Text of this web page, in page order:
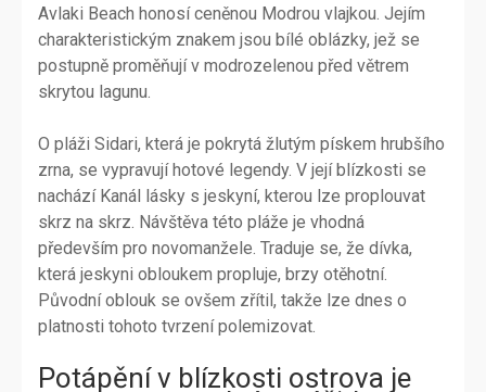
Avlaki Beach honosí ceněnou Modrou vlajkou. Jejím
charakteristickým znakem jsou bílé oblázky, jež se
postupně proměňují v modrozelenou před větrem
skrytou lagunu.
O pláži Sidari, která je pokrytá žlutým pískem hrubšího
zrna, se vypravují hotové legendy. V její blízkosti se
nachází Kanál lásky s jeskyní, kterou lze proplouvat
skrz na skrz. Návštěva této pláže je vhodná
především pro novomanžele. Traduje se, že dívka,
která jeskyni obloukem propluje, brzy otěhotní.
Původní oblouk se ovšem zřítil, takže lze dnes o
platnosti tohoto tvrzení polemizovat.
Potápění v blízkosti ostrova je